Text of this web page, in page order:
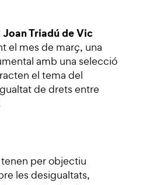
Triadú de Vic
el mes de març, una
amb una selecció
el tema del
de drets entre
per objectiu
les desigualtats,